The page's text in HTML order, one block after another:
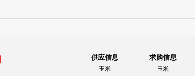
供应信息
玉米
求购信息
玉米